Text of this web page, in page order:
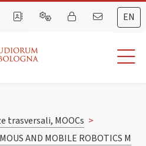
EN
trasversali, MOOCs >
AND MOBILE ROBOTICS M